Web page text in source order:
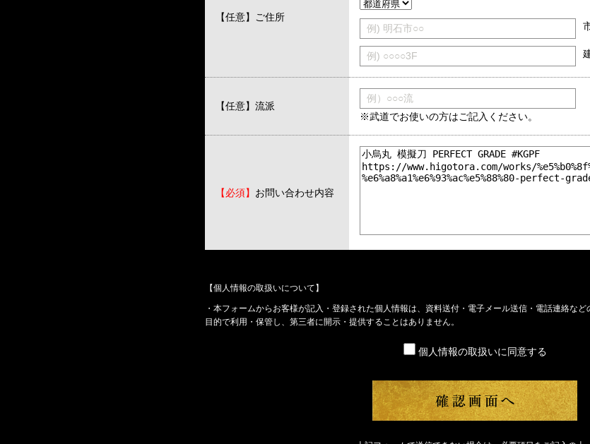
【任意】 ご住所
例) 明石市○○
例) ○○○○3F
【任意】 流派
例）○○○流
※武道でお使いの方はご記入ください。
【必須】 お問い合わせ内容
【個人情報の取扱いについて】
・本フォームからお客様が記入・登録された個人情報は、資料送付・電子メール送信・電話連絡など
目的で利用・保管し、第三者に開示・提供することはありません。
個人情報の取扱いに同意する